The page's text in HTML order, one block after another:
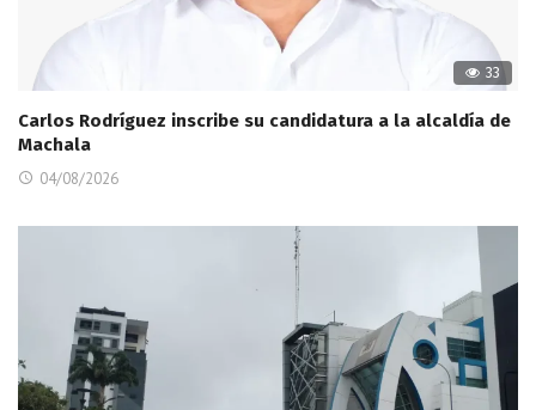
33
Carlos Rodríguez inscribe su candidatura a la alcaldía de
Machala
04/08/2026